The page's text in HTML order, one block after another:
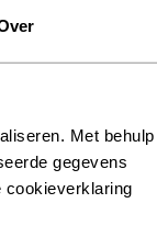
Met behulp
gegevens
cookieverklaring
% % %